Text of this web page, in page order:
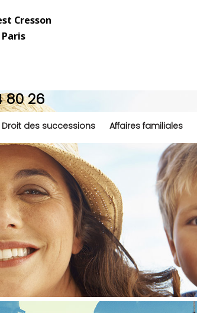
Cresson
Paris
80 26
Droit des successions Affaires familiales